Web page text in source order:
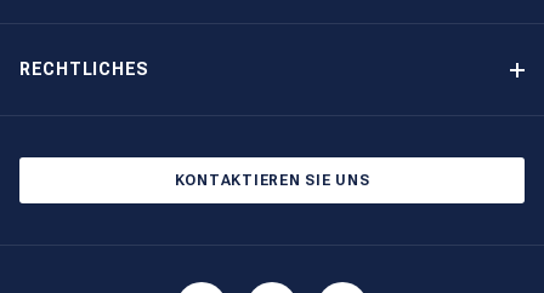
RECHTLICHES
KONTAKTIEREN SIE UNS